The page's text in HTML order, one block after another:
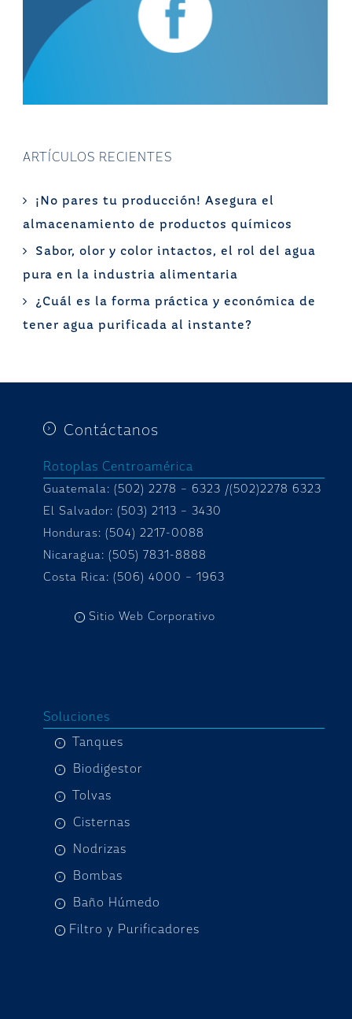
ARTÍCULOS RECIENTES
¡No pares tu producción! Asegura el
almacenamiento de productos químicos
Sabor, olor y color intactos, el rol del agua
pura en la industria alimentaria
¿Cuál es la forma práctica y económica de
tener agua purificada al instante?
Contáctanos
Rotoplas Centroamérica
Guatemala: (502) 2278 – 6323 /(502)2278 6323
El Salvador: (503) 2113 – 3430
Honduras: (504) 2217-0088
Nicaragua: (505) 7831-8888
Costa Rica: (506) 4000 – 1963
Sitio Web Corporativo
Soluciones
Tanques
Biodigestor
Tolvas
Cisternas
Nodrizas
Bombas
Baño Húmedo
Filtro y Purificadores